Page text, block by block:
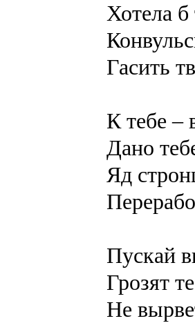
Хотела б
Гасить
К тебе –
Дано
Яд
Пускай
Грозят
Не